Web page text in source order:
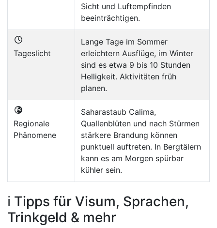
Sicht und Luftempfinden
beeinträchtigen.
Tageslicht
Lange Tage im Sommer
erleichtern Ausflüge, im Winter
sind es etwa 9 bis 10 Stunden
Helligkeit. Aktivitäten früh
planen.
Regionale
Phänomene
Saharastaub Calima,
Quallenblüten und nach Stürmen
stärkere Brandung können
punktuell auftreten. In Bergtälern
kann es am Morgen spürbar
kühler sein.
ℹ️ Tipps für Visum, Sprachen,
Trinkgeld & mehr